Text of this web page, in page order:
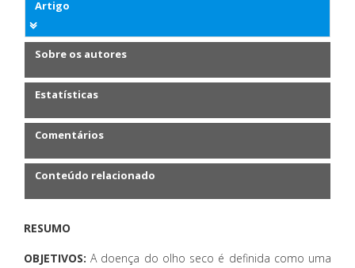
Artigo
Sobre os autores
Estatísticas
Comentários
Conteúdo relacionado
RESUMO
OBJETIVOS: A doença do olho seco é definida como uma